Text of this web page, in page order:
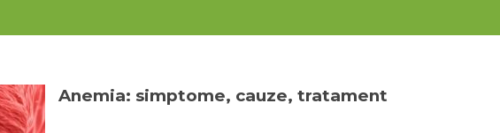
Anemia: simptome, cauze, tratament